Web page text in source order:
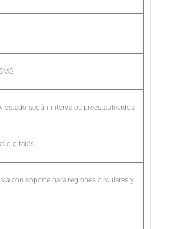
estado según intervalos preestablecidos
digitales
con soporte para regiones circulares y